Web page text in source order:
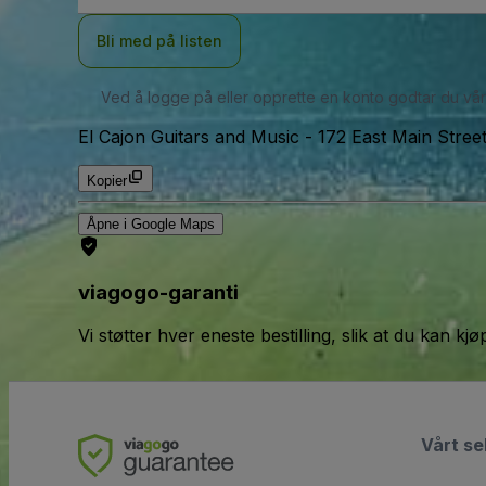
Bli med på listen
Ved å logge på eller opprette en konto godtar du vår
El Cajon Guitars and Music - 172 East Main
Kopier
Åpne i Google Maps
viagogo-garanti
Vi støtter hver eneste bestilling, slik at du kan
Vårt